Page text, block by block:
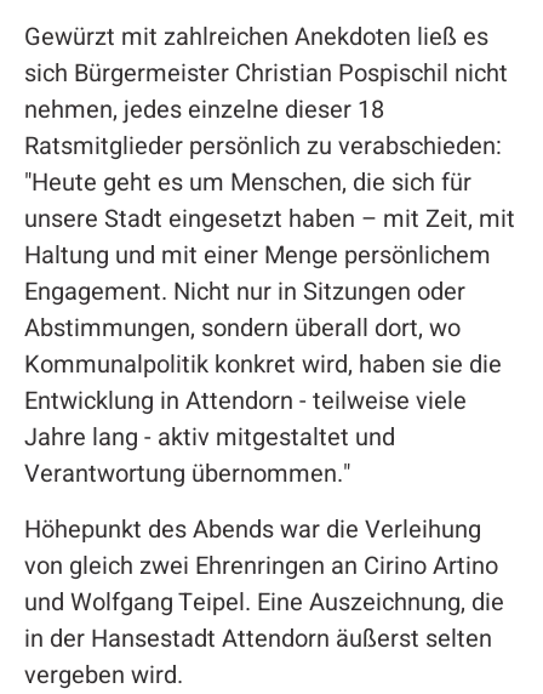
Gewürzt mit zahlreichen Anekdoten ließ es
sich Bürgermeister Christian Pospischil nicht
nehmen, jedes einzelne dieser 18
Ratsmitglieder persönlich zu verabschieden:
"Heute geht es um Menschen, die sich für
unsere Stadt eingesetzt haben – mit Zeit, mit
Haltung und mit einer Menge persönlichem
Engagement. Nicht nur in Sitzungen oder
Abstimmungen, sondern überall dort, wo
Kommunalpolitik konkret wird, haben sie die
Entwicklung in Attendorn - teilweise viele
Jahre lang - aktiv mitgestaltet und
Verantwortung übernommen."
Höhepunkt des Abends war die Verleihung
von gleich zwei Ehrenringen an Cirino Artino
und Wolfgang Teipel. Eine Auszeichnung, die
in der Hansestadt Attendorn äußerst selten
vergeben wird.